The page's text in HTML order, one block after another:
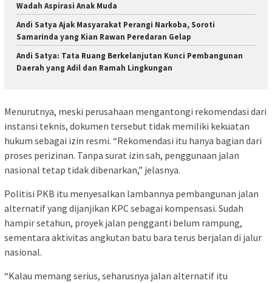
Wadah Aspirasi Anak Muda
Andi Satya Ajak Masyarakat Perangi Narkoba, Soroti
Samarinda yang Kian Rawan Peredaran Gelap
Andi Satya: Tata Ruang Berkelanjutan Kunci Pembangunan
Daerah yang Adil dan Ramah Lingkungan
Menurutnya, meski perusahaan mengantongi rekomendasi dari
instansi teknis, dokumen tersebut tidak memiliki kekuatan
hukum sebagai izin resmi. “Rekomendasi itu hanya bagian dari
proses perizinan. Tanpa surat izin sah, penggunaan jalan
nasional tetap tidak dibenarkan,” jelasnya.
Politisi PKB itu menyesalkan lambannya pembangunan jalan
alternatif yang dijanjikan KPC sebagai kompensasi. Sudah
hampir setahun, proyek jalan pengganti belum rampung,
sementara aktivitas angkutan batu bara terus berjalan di jalur
nasional.
“Kalau memang serius, seharusnya jalan alternatif itu